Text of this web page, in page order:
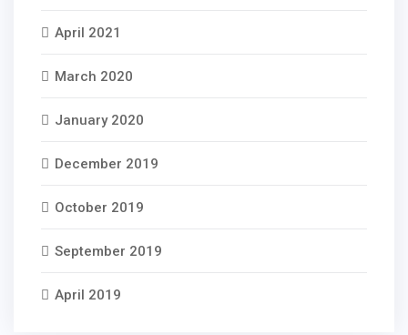
April 2021
March 2020
January 2020
December 2019
October 2019
September 2019
April 2019